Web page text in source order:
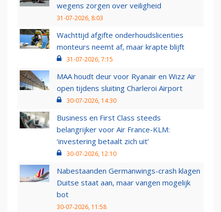
wegens zorgen over veiligheid
31-07-2026, 8:03
Wachttijd afgifte onderhoudslicenties
monteurs neemt af, maar krapte blijft
31-07-2026, 7:15
MAA houdt deur voor Ryanair en Wizz Air
open tijdens sluiting Charleroi Airport
30-07-2026, 14:30
Business en First Class steeds
belangrijker voor Air France-KLM:
‘investering betaalt zich uit’
30-07-2026, 12:10
Nabestaanden Germanwings-crash klagen
Duitse staat aan, maar vangen mogelijk
bot
30-07-2026, 11:58